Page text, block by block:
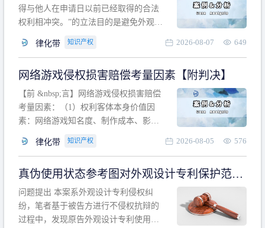
刮
得与他人在申请日以前已经取得的合法
权利相冲突。”的立法目的是避免外观设
冲突。基于此，凡是因该外观设计的实
于该款规定的规制范畴。“合法权利”不宜
作狭义解释，一般情况下，只要依法享
有的、在本专利申请日之
律化带 知识产权 2026-08-07 649
网络游戏侵权损害赔偿考量因素【附判决】
【前 &nbsp;言】网络游戏侵权损害赔偿
考量因素：（1）权利客体本身价值因
素：网络游戏知名度、制作成本、影响
利角度因素：被诉侵权游戏销售数量、
人数、活跃人数、市场占用率；（3）被
告主观因素：被告的主观恶意、是否明
知或应知、是否有
律化带 知识产权 2026-08-05 576
真伪使用状态参考图对外观设计专利保护范围
的影响
问题提出 本案系外观设计专利侵权纠
纷，笔者基于被告方进行不侵权抗辩的
过程中，发现原告外观设计专利使用状